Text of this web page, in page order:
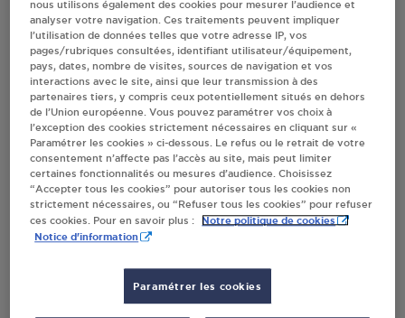
Villes
DISTRIBUTEUR AUTOMATIQUE 24/24
INTERMARCHE VOREY
ROUTE DU PUY
43800VOREY
S'Y RENDRE
RUE LOUIS JOUVET
nous utilisons également des cookies pour mesurer l’audience et
analyser votre navigation. Ces traitements peuvent impliquer
l’utilisation de données telles que votre adresse IP, vos
pages/rubriques consultées, identifiant utilisateur/équipement,
pays, dates, nombre de visites, sources de navigation et vos
interactions avec le site, ainsi que leur transmission à des
partenaires tiers, y compris ceux potentiellement situés en dehors
de l’Union européenne. Vous pouvez paramétrer vos choix à
l’exception des cookies strictement nécessaires en cliquant sur «
Paramétrer les cookies » ci-dessous. Le refus ou le retrait de votre
consentement n’affecte pas l’accès au site, mais peut limiter
certaines fonctionnalités ou mesures d’audience. Choisissez
“Accepter tous les cookies” pour autoriser tous les cookies non
strictement nécessaires, ou “Refuser tous les cookies” pour refuser
ces cookies. Pour en savoir plus :
Notre politique de cookies
Notice d'information
Paramétrer les cookies